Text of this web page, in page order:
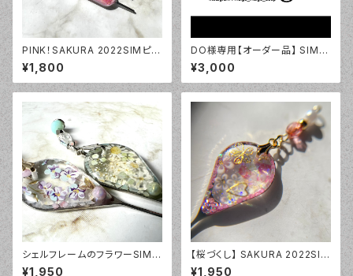
PINK！SAKURA 2022SIMピン
(long)
¥1,800
DO様専用【オーダー品】 SIMピ
ン24/4/3
¥3,000
シェルフレームのフラワーSIMピ
ン
¥1,950
【桜づくし】 SAKURA 2022SIM
ピン
¥1,950